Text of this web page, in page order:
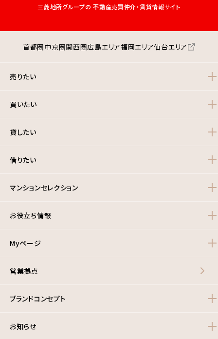
三菱地所グループの 不動産売買仲介・賃貸情報サイト
首都圏中京圏関西圏広島エリア福岡エリア仙台エリア
売りたい
買いたい
貸したい
借りたい
マンションセレクション
お役立ち情報
Myページ
営業拠点
ブランドコンセプト
お知らせ